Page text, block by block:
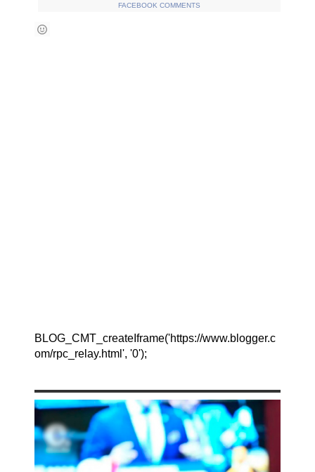
FACEBOOK COMMENTS
BLOG_CMT_createIframe('https://www.blogger.c
om/rpc_relay.html', '0');